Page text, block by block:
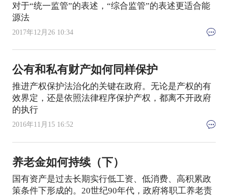
对于“统一监管”的表述，“综合监管”的表述更适合能
源法
2017年12月26 10:34
公有和私有财产如何同样保护
推进产权保护法治化的关键在政府。无论是产权的有
效界定，还是依照法律程序保护产权，都离不开政府
的执行
2016年11月15 16:52
养老金如何持续（下）
国有资产是过去长期实行低工资、低消费、高积累政
策条件下形成的。20世纪90年代，政府将职工养老责